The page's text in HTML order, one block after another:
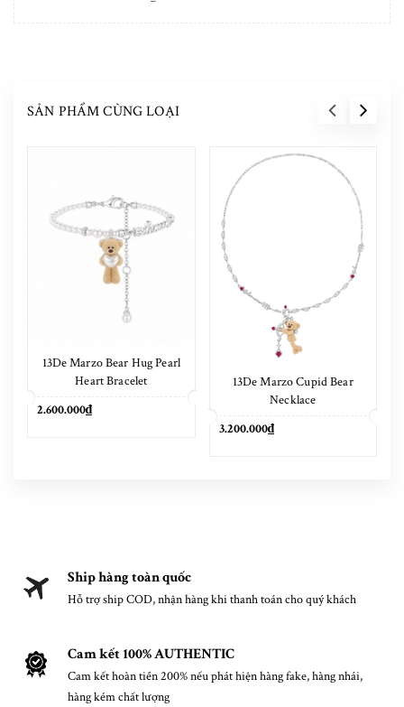
SẢN PHẨM CÙNG LOẠI
13De Marzo Bear Hug Pearl
Heart Bracelet
2.600.000₫
13De Marzo Cupid Bear
Necklace
3.200.000₫
Ship hàng toàn quốc
Hỗ trợ ship COD, nhận hàng khi thanh toán cho quý khách
Cam kết 100% AUTHENTIC
Cam kết hoàn tiền 200% nếu phát hiện hàng fake, hàng nhái,
hàng kém chất lượng